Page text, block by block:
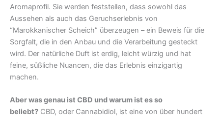
Aromaprofil. Sie werden feststellen, dass sowohl das
Aussehen als auch das Geruchserlebnis von
“Marokkanischer Scheich” überzeugen – ein Beweis für die
Sorgfalt, die in den Anbau und die Verarbeitung gesteckt
wird. Der natürliche Duft ist erdig, leicht würzig und hat
feine, süßliche Nuancen, die das Erlebnis einzigartig
machen.
Aber was genau ist CBD und warum ist es so
beliebt? CBD, oder Cannabidiol, ist eine von über hundert